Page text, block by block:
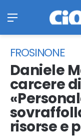
FROSINONE
Daniele
carcere
risorse e